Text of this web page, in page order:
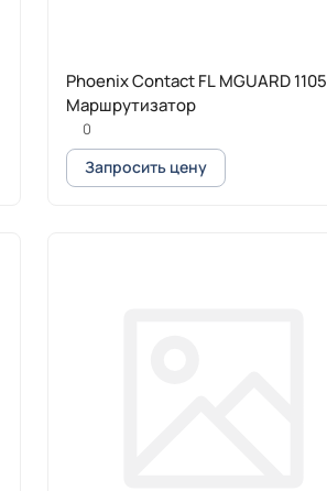
Phoenix Contact FL MGUARD 1105
Маршрутизатор
0
Запросить цену